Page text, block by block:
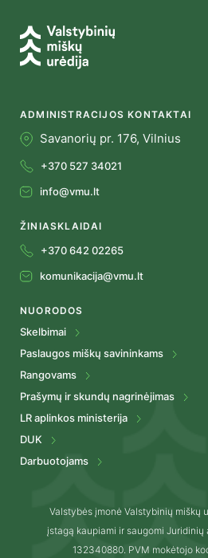
ADMINISTRACIJOS KONTAKTAI
Savanorių pr. 176, Vilnius
+370 527 34021
info@vmu.lt
ŽINIASKLAIDAI
+370 642 02265
komunikacija@vmu.lt
NUORODOS
Skelbimai
Paslaugos miškų savininkams
Rangovams
Prašymų ir skundų nagrinėjimas
LR aplinkos ministerija
DUK
Darbuotojams
Valstybės įmonė Valstybinių miškų
įstagą kaupiami ir saugomi Juridinių
132340880. PVM mokėtojo